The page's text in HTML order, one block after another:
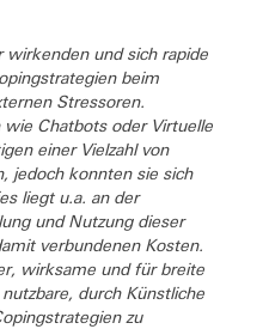
wirkenden und sich rapide
beim
Stressoren.
wie Chatbots oder Virtuelle
einer Vielzahl von
jedoch konnten sie sich
liegt u.a. an der
und Nutzung dieser
verbundenen Kosten.
wirksame und für breite
durch Künstliche
zu